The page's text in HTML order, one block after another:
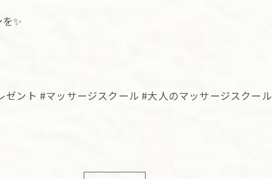
✨
ント #マッサージスクール #大人のマッサージスクール